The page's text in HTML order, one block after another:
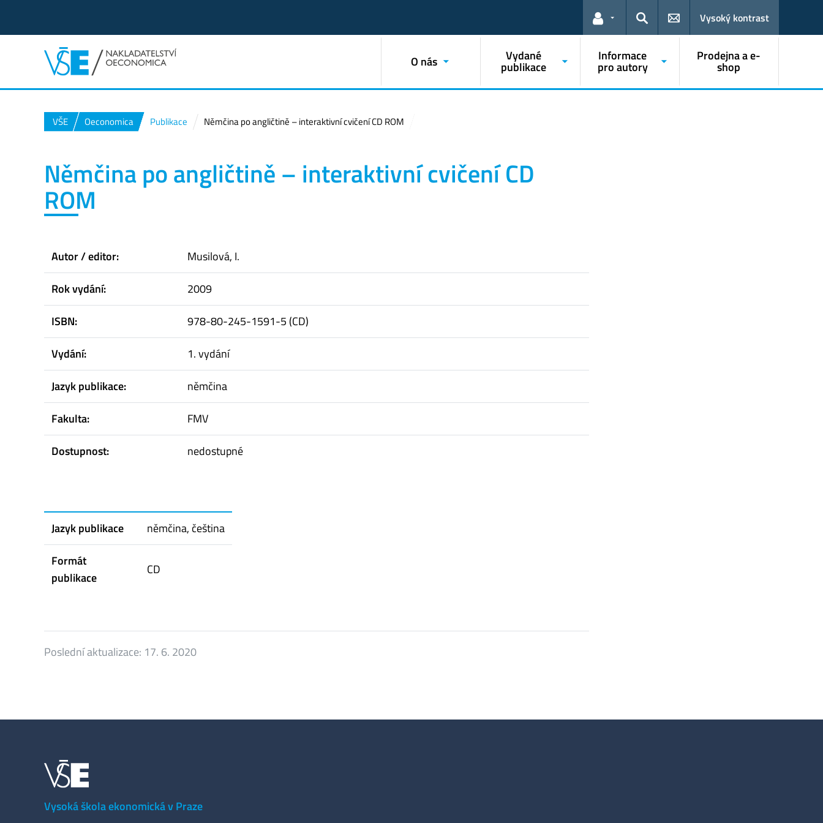
Odkazy pro uživatele
Hledat
Vysoký kontrast
O nás Vydané
publikace
Informace
pro autory
Prodejna a e-
shop
VŠE Oeconomica Publikace Němčina po angličtině – interaktivní cvičení CD ROM
Němčina po angličtině – interaktivní cvičení CD
ROM
Autor / editor:
Musilová, I.
Rok vydání:
2009
ISBN:
978-80-245-1591-5 (CD)
Vydání:
1. vydání
Jazyk publikace:
němčina
Fakulta:
FMV
Dostupnost:
nedostupné
Jazyk publikace
němčina, čeština
Formát
publikace
CD
Poslední aktualizace: 17. 6. 2020
Vysoká škola ekonomická v Praze